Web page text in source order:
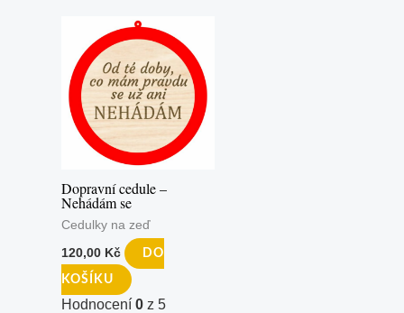
Dopravní cedule –
Nehádám se
Cedulky na zeď
120,00 Kč DO
KOŠÍKU
Hodnocení 0 z 5